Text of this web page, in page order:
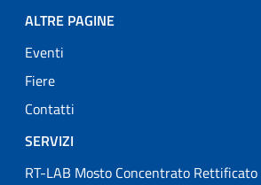
ALTRE PAGINE
Eventi
Fiere
Contatti
SERVIZI
RT-LAB Mosto Concentrato Rettificato